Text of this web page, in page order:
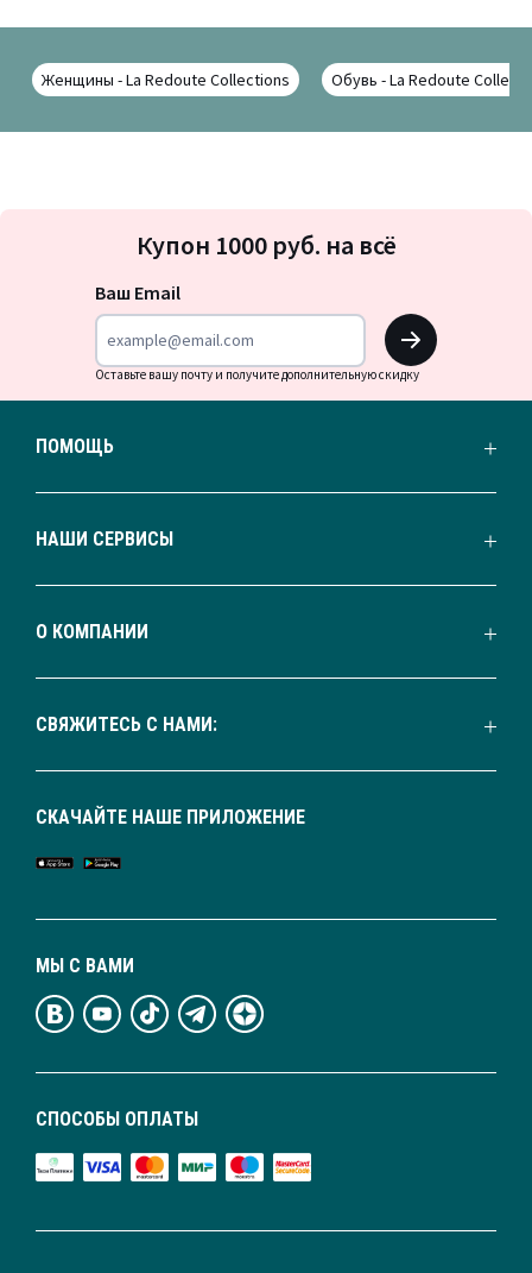
Женщины - La Redoute Collections Обувь - La Redoute
на
Купон 1000 руб. на всё
Ваш Email
OK
Оставьте вашу почту и получите дополнительную скидку
ПОМОЩЬ
НАШИ СЕРВИСЫ
О КОМПАНИИ
СВЯЖИТЕСЬ С НАМИ:
СПОСОБЫ ОПЛАТЫ
МЫ С ВАМИ
СКАЧАЙТЕ НАШЕ ПРИЛОЖЕНИЕ